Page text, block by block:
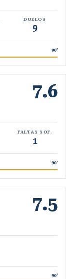
DUELOS
9
90'
7.6
FALTAS SOF.
1
90'
7.5
90'